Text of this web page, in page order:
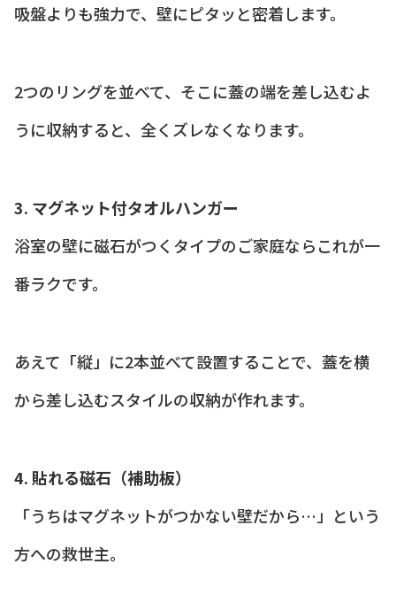
吸盤よりも強力で、壁にピタッと密着します。
2つのリングを並べて、そこに蓋の端を差し込むよ
うに収納すると、全くズレなくなります。
3. マグネット付タオルハンガー
浴室の壁に磁石がつくタイプのご家庭ならこれが一
番ラクです。
あえて「縦」に2本並べて設置することで、蓋を横
から差し込むスタイルの収納が作れます。
4. 貼れる磁石（補助板）
「うちはマグネットがつかない壁だから…」という
方への救世主。